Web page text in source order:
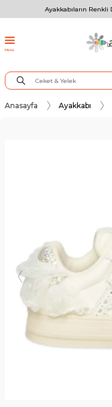
Ayakkabıların Renkli
Menü
Anasayfa Ayakkabı